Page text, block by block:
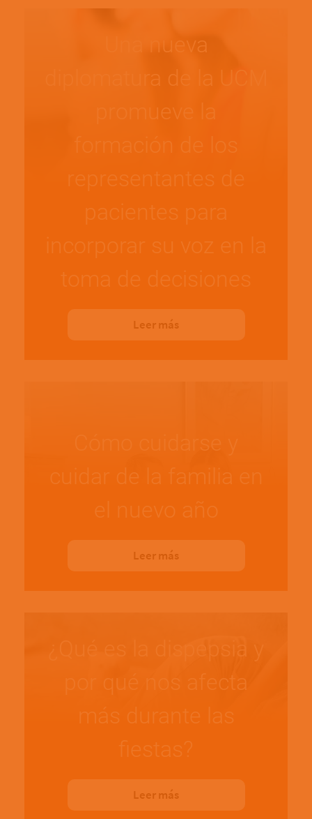
Una nueva
diplomatura de la UCM
promueve la
formación de los
representantes de
pacientes para
incorporar su voz en la
toma de decisiones
Leer más
Cómo cuidarse y
cuidar de la familia en
el nuevo año
Leer más
¿Qué es la dispepsia y
por qué nos afecta
más durante las
fiestas?
Leer más